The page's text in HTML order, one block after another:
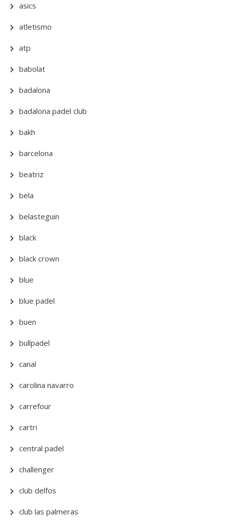
asics
atletismo
atp
babolat
badalona
badalona padel club
bakh
barcelona
beatriz
bela
belasteguin
black
black crown
blue
blue padel
buen
bullpadel
canal
carolina navarro
carrefour
cartri
central padel
challenger
club delfos
club las palmeras